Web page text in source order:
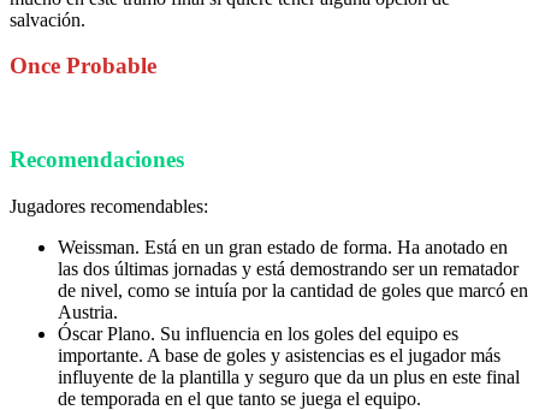
salvación.
Once Probable
Recomendaciones
Jugadores recomendables:
Weissman. Está en un gran estado de forma. Ha anotado en
las dos últimas jornadas y está demostrando ser un rematador
de nivel, como se intuía por la cantidad de goles que marcó en
Austria.
Óscar Plano. Su influencia en los goles del equipo es
importante. A base de goles y asistencias es el jugador más
influyente de la plantilla y seguro que da un plus en este final
de temporada en el que tanto se juega el equipo.